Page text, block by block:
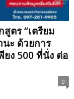
ตร “เตรียม
ะ ด้วยการ
ยง 500 ที่นั่ง ต่อ
0